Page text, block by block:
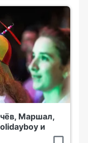
Маршал,
и